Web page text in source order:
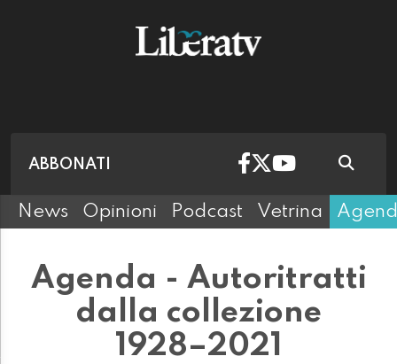
ABBONATI
News Opinioni Podcast Vetrina
Agenda - Autoritratti
dalla collezione
1928–2021